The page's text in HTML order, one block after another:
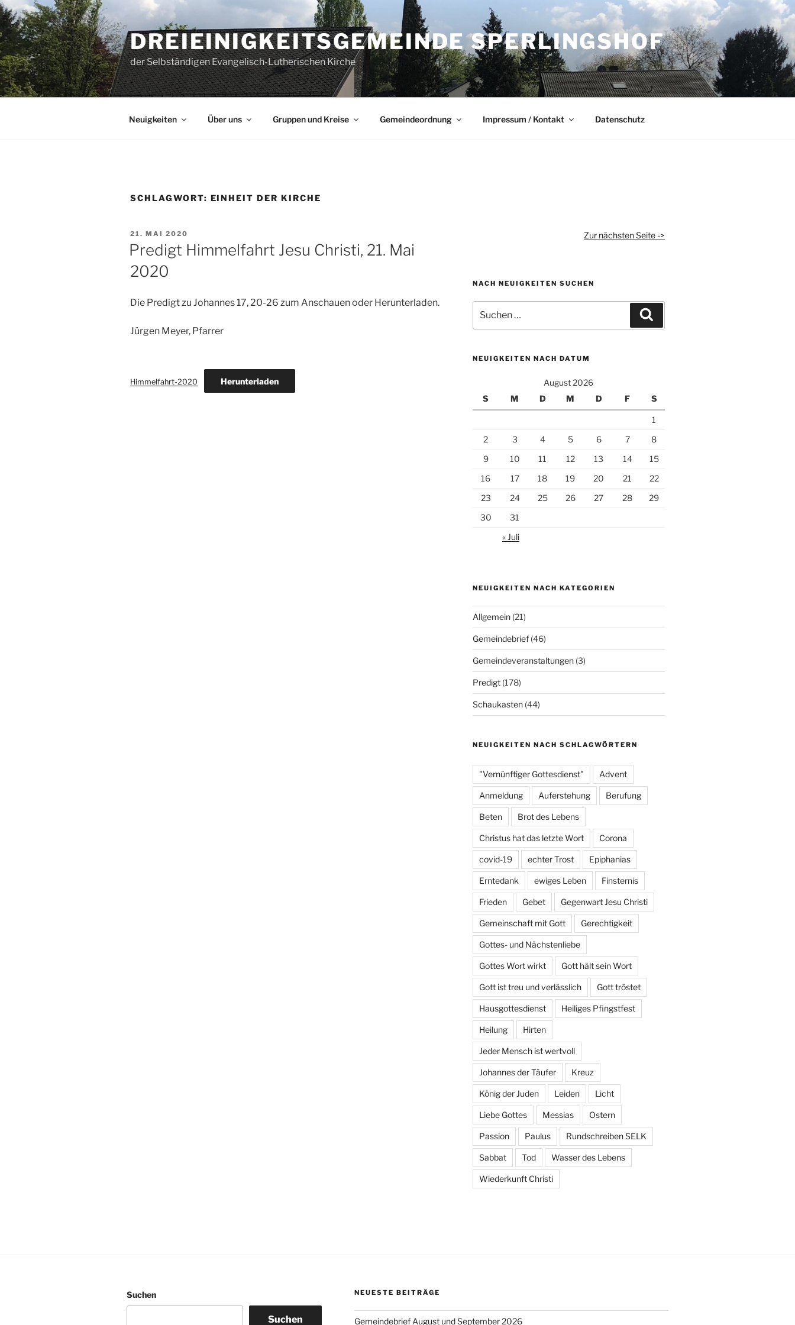
Zum
Inhalt
springen
DREIEINIGKEITSGEMEINDE SPERLINGSHOF
der Selbständigen Evangelisch-Lutherischen Kirche
Neuigkeiten Über uns Gruppen und Kreise Gemeindeordnung Impressum / Kontakt Datenschutz
SCHLAGWORT: EINHEIT DER KIRCHE
VERÖFFENTLICHT
AM
21. MAI 2020
Predigt Himmelfahrt Jesu Christi, 21. Mai
2020
Die Predigt zu Johannes 17, 20-26 zum Anschauen oder Herunterladen.
Jürgen Meyer, Pfarrer
Himmelfahrt-2020 Herunterladen
Zur nächsten Seite ->
NACH NEUIGKEITEN SUCHEN
nach:
NEUIGKEITEN NACH DATUM
August 2026
S
M D M D F S
1
2
3 4 5 6 7
8
9
10 11 12 13 14
15
16
17 18 19 20 21
22
23
24 25 26 27 28
29
30
31
« Juli
NEUIGKEITEN NACH KATEGORIEN
Allgemein(21)
Gemeindebrief(46)
Gemeindeveranstaltungen(3)
Predigt(178)
Schaukasten(44)
NEUIGKEITEN NACH SCHLAGWÖRTERN
"Vernünftiger Gottesdienst" Advent
Anmeldung Auferstehung Berufung
Beten Brot des Lebens
Christus hat das letzte Wort Corona
covid-19 echter Trost Epiphanias
Erntedank ewiges Leben Finsternis
Frieden Gebet Gegenwart Jesu Christi
Gemeinschaft mit Gott Gerechtigkeit
Gottes- und Nächstenliebe
Gottes Wort wirkt Gott hält sein Wort
Gott ist treu und verlässlich Gott tröstet
Hausgottesdienst Heiliges Pfingstfest
Heilung Hirten
Jeder Mensch ist wertvoll
Johannes der Täufer Kreuz
König der Juden Leiden Licht
Liebe Gottes Messias Ostern
Passion Paulus Rundschreiben SELK
Sabbat Tod Wasser des Lebens
Wiederkunft Christi
Suchen
Suchen
NEUESTE BEITRÄGE
Gemeindebrief August und September 2026